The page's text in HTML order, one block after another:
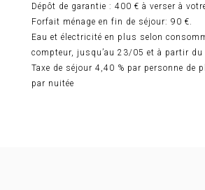
Dépôt de garantie : 400 € à verser à
Forfait ménage en fin de séjour: 90 €.
Eau et électricité en plus selon
compteur, jusqu’au 23/05 et à partir
Taxe de séjour 4,40 % par personne de
par nuitée